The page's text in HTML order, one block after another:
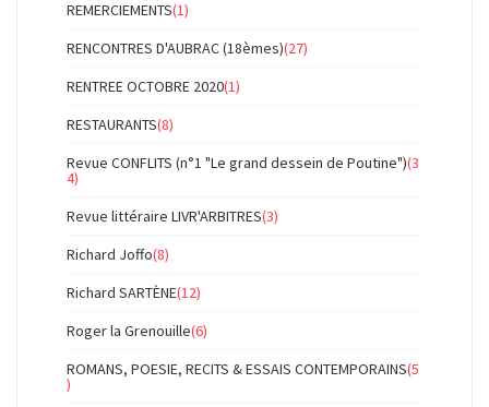
REMERCIEMENTS(1)
RENCONTRES D'AUBRAC (18èmes)(27)
RENTREE OCTOBRE 2020(1)
RESTAURANTS(8)
Revue CONFLITS (n°1 "Le grand dessein de Poutine")(3
4)
Revue littéraire LIVR'ARBITRES(3)
Richard Joffo(8)
Richard SARTÈNE(12)
Roger la Grenouille(6)
ROMANS, POESIE, RECITS & ESSAIS CONTEMPORAINS(5
)